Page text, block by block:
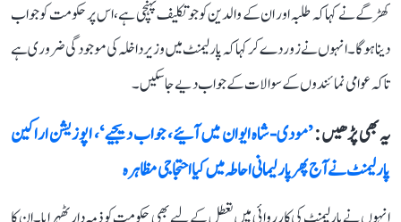
کھڑگے نے کہا کہ طلبہ اور ان کے والدین کو جو تکلیف پہنچی ہے، اس پر حکومت کو جواب
دینا ہوگا۔ انہوں نے زور دے کر کہا کہ پارلیمنٹ میں وزیر داخلہ کی موجودگی ضروری ہے
تاکہ عوامی نمائندوں کے سوالات کے جواب دیے جا سکیں۔
یہ بھی پڑھیں :’مودی-شاہ ایوان میں آئیے، جواب دیجیے‘، اپوزیشن اراکین
پارلیمنٹ نے آج پھر پارلیمانی احاطہ میں کیا احتجاجی مظاہرہ